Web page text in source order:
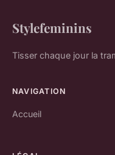
Stylefeminins
Tisser chaque jour la
NAVIGATION
Accueil